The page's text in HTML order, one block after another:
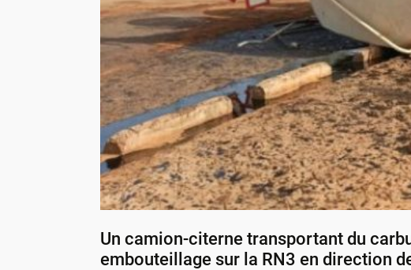
Un camion-citerne transportant du
embouteillage sur la RN3 en direction